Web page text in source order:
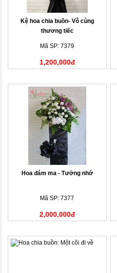
Kệ hoa chia buồn- Vô cùng
thương tiếc
Mã SP: 7379
1,200,000đ
Hoa đám ma - Tưởng nhớ
Mã SP: 7377
2,000,000đ